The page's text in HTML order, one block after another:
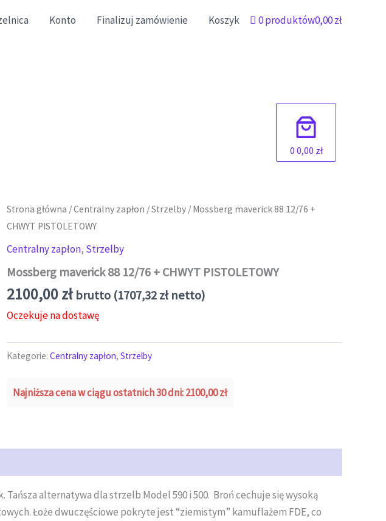
Konto Finalizuj zamówienie Koszyk 0 produktów0,00 zł
0 0,00 zł
Strona główna /Centralny zapłon /Strzelby / Mossberg maverick 88 12/76 +
CHWYT PISTOLETOWY
Centralny zapłon, Strzelby
Mossberg maverick 88 12/76 + CHWYT PISTOLETOWY
2100,00zł brutto (1707,32złnetto)
Oczekuje na dostawę
Kategorie: Centralny zapłon, Strzelby
Najniższa cena w ciągu ostatnich 30 dni:2100,00zł
alternatywa dla strzelb Model 590 i 500. Broń cechuje się wysoką
Łoże dwuczęściowe pokryte jest “ziemistym” kamuflażem FDE, co